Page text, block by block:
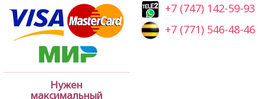
Нужен
максимальный
+7 (747) 142-59-93
+7 (771) 546-48-46